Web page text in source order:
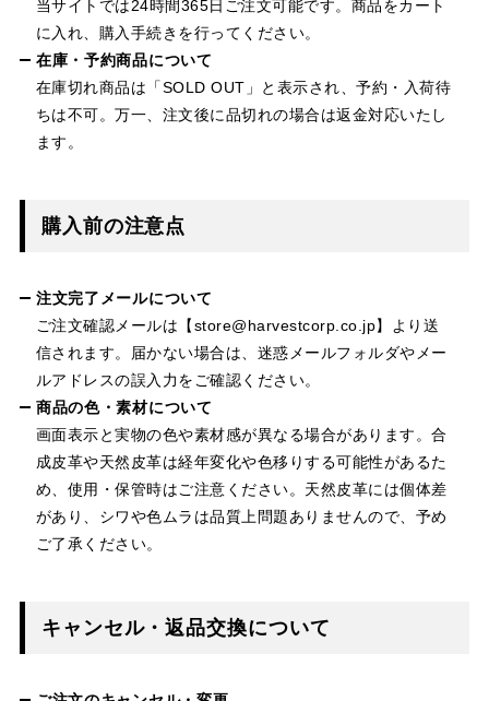
当サイトでは24時間365日ご注文可能です。商品をカート
に入れ、購入手続きを行ってください。
在庫・予約商品について
在庫切れ商品は「SOLD OUT」と表示され、予約・入荷待
ちは不可。万一、注文後に品切れの場合は返金対応いたし
ます。
購入前の注意点
注文完了メールについて
ご注文確認メールは【store@harvestcorp.co.jp】より送
信されます。届かない場合は、迷惑メールフォルダやメー
ルアドレスの誤入力をご確認ください。
商品の色・素材について
画面表示と実物の色や素材感が異なる場合があります。合
成皮革や天然皮革は経年変化や色移りする可能性があるた
め、使用・保管時はご注意ください。天然皮革には個体差
があり、シワや色ムラは品質上問題ありませんので、予め
ご了承ください。
キャンセル・返品交換について